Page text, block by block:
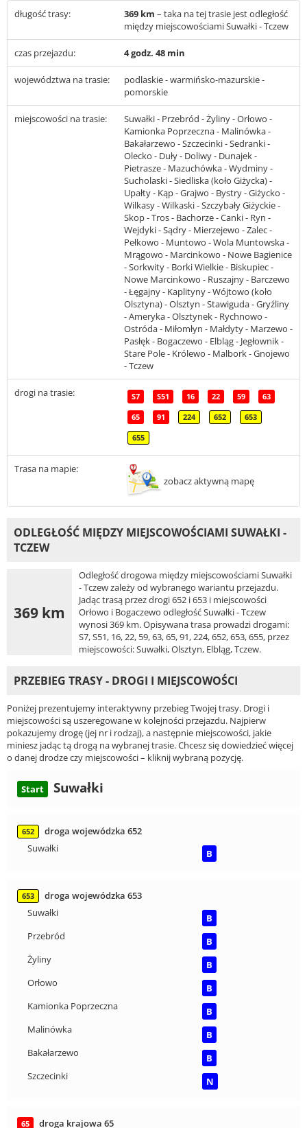
długość trasy: 369 km – taka na tej trasie jest odległość
między miejscowościami Suwałki - Tczew
czas przejazdu: 4 godz. 48 min
województwa na trasie:
podlaskie - warmińsko-mazurskie -
pomorskie
miejscowości na trasie:
Suwałki - Przebród - Żyliny - Orłowo -
Kamionka Poprzeczna - Malinówka -
Bakałarzewo - Szczecinki - Sedranki -
Olecko - Duły - Doliwy - Dunajek -
Pietrasze - Mazuchówka - Wydminy -
Sucholaski - Siedliska (koło Giżycka) -
Upałty - Kąp - Grajwo - Bystry - Giżycko -
Wilkasy - Wilkaski - Szczybały Giżyckie -
Skop - Tros - Bachorze - Canki - Ryn -
Wejdyki - Sądry - Mierzejewo - Zalec -
Pełkowo - Muntowo - Wola Muntowska -
Mrągowo - Marcinkowo - Nowe Bagienice
- Sorkwity - Borki Wielkie - Biskupiec -
Nowe Marcinkowo - Ruszajny - Barczewo
- Łęgajny - Kaplityny - Wójtowo (koło
Olsztyna) - Olsztyn - Stawiguda - Gryźliny
- Ameryka - Olsztynek - Rychnowo -
Ostróda - Miłomłyn - Małdyty - Marzewo -
Pasłęk - Bogaczewo - Elbląg - Jegłownik -
Stare Pole - Królewo - Malbork - Gnojewo
- Tczew
drogi na trasie: S7 S51 16 22 59 63
65 91 224 652 653
655
Trasa na mapie:
zobacz aktywną mapę
ODLEGŁOŚĆ MIĘDZY MIEJSCOWOŚCIAMI SUWAŁKI -
TCZEW
369 km
Odległość drogowa między miejscowościami Suwałki
- Tczew zależy od wybranego wariantu przejazdu.
Jadąc trasą przez drogi 652 i 653 i miejscowości
Orłowo i Bogaczewo odległość Suwałki - Tczew
wynosi 369 km. Opisywana trasa prowadzi drogami:
S7, S51, 16, 22, 59, 63, 65, 91, 224, 652, 653, 655, przez
miejscowości: Suwałki, Olsztyn, Elbląg, Tczew.
PRZEBIEG TRASY - DROGI I MIEJSCOWOŚCI
Poniżej prezentujemy interaktywny przebieg Twojej trasy. Drogi i
miejscowości są uszeregowane w kolejności przejazdu. Najpierw
pokazujemy drogę (jej nr i rodzaj), a następnie miejscowości, jakie
miniesz jadąc tą drogą na wybranej trasie. Chcesz się dowiedzieć więcej
o danej drodze czy miejscowości – kliknij wybraną pozycję.
Start Suwałki
652
droga wojewódzka 652
Suwałki
B
653
droga wojewódzka 653
Suwałki
B
Przebród
B
Żyliny
B
Orłowo
B
Kamionka Poprzeczna
B
Malinówka
B
Bakałarzewo
B
Szczecinki
N
65 droga krajowa 65